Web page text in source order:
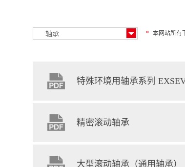
* 本网站所有
特殊环境用轴承系列
精密滚动轴承
大型滚动轴承（通用轴承）